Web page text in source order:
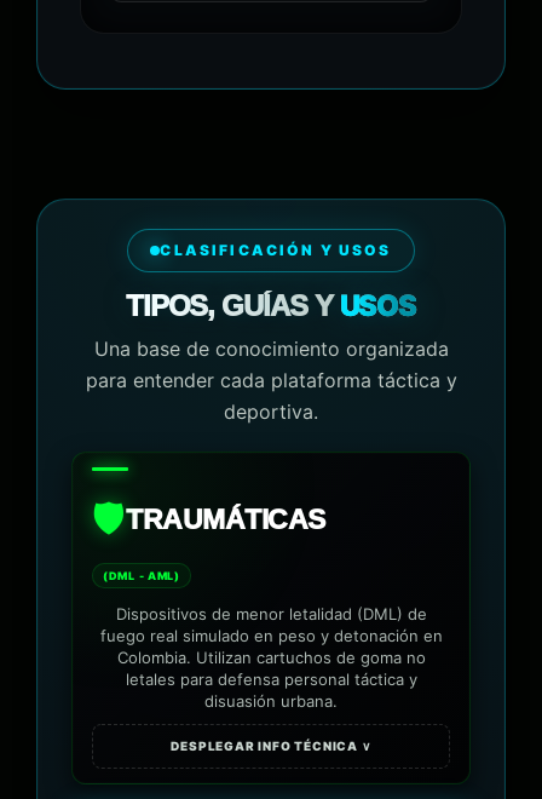
CLASIFICACIÓN Y USOS
TIPOS, GUÍAS YUSOS
Una base de conocimiento organizada
para entender cada plataforma táctica y
deportiva.
🛡️TRAUMÁTICAS
(DML - AML)
Dispositivos de menor letalidad (DML) de
fuego real simulado en peso y detonación en
Colombia. Utilizan cartuchos de goma no
letales para defensa personal táctica y
disuasión urbana.
DESPLEGAR INFO TÉCNICA ∨